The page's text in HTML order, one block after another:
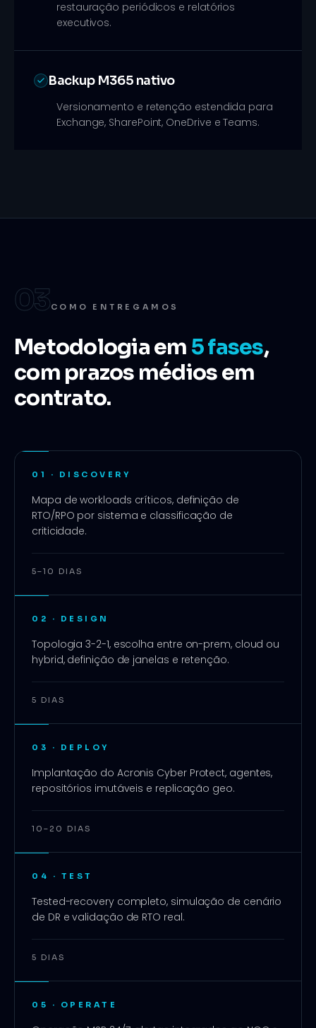
restauração periódicos e relatórios
executivos.
Backup M365 nativo
Versionamento e retenção estendida para
Exchange, SharePoint, OneDrive e Teams.
03COMO ENTREGAMOS
Metodologia em 5fases,
com prazos médios em
contrato.
01 · DISCOVERY
Mapa de workloads críticos, definição de
RTO/RPO por sistema e classificação de
criticidade.
5–10 DIAS
02 · DESIGN
Topologia 3-2-1, escolha entre on-prem, cloud ou
hybrid, definição de janelas e retenção.
5 DIAS
03 · DEPLOY
Implantação do Acronis Cyber Protect, agentes,
repositórios imutáveis e replicação geo.
10–20 DIAS
04 · TEST
Tested-recovery completo, simulação de cenário
de DR e validação de RTO real.
5 DIAS
05 · OPERATE